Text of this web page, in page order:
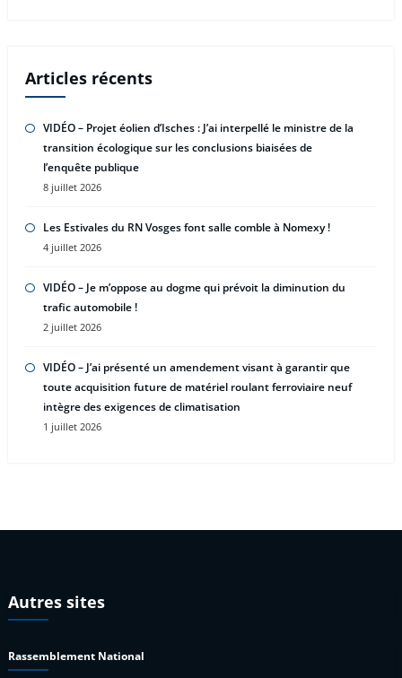
Articles récents
VIDÉO – Projet éolien d’Isches : J’ai interpellé le ministre de la
transition écologique sur les conclusions biaisées de
l’enquête publique
8 juillet 2026
Les Estivales du RN Vosges font salle comble à Nomexy !
4 juillet 2026
VIDÉO – Je m’oppose au dogme qui prévoit la diminution du
trafic automobile !
2 juillet 2026
VIDÉO – J’ai présenté un amendement visant à garantir que
toute acquisition future de matériel roulant ferroviaire neuf
intègre des exigences de climatisation
1 juillet 2026
Autres sites
Rassemblement National